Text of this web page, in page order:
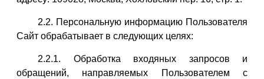
2.2. Персональную информацию Пользователя
Сайт обрабатывает в следующих целях:
2.2.1. Обработка входяных запросов и
обращений, направляемых Пользователем с